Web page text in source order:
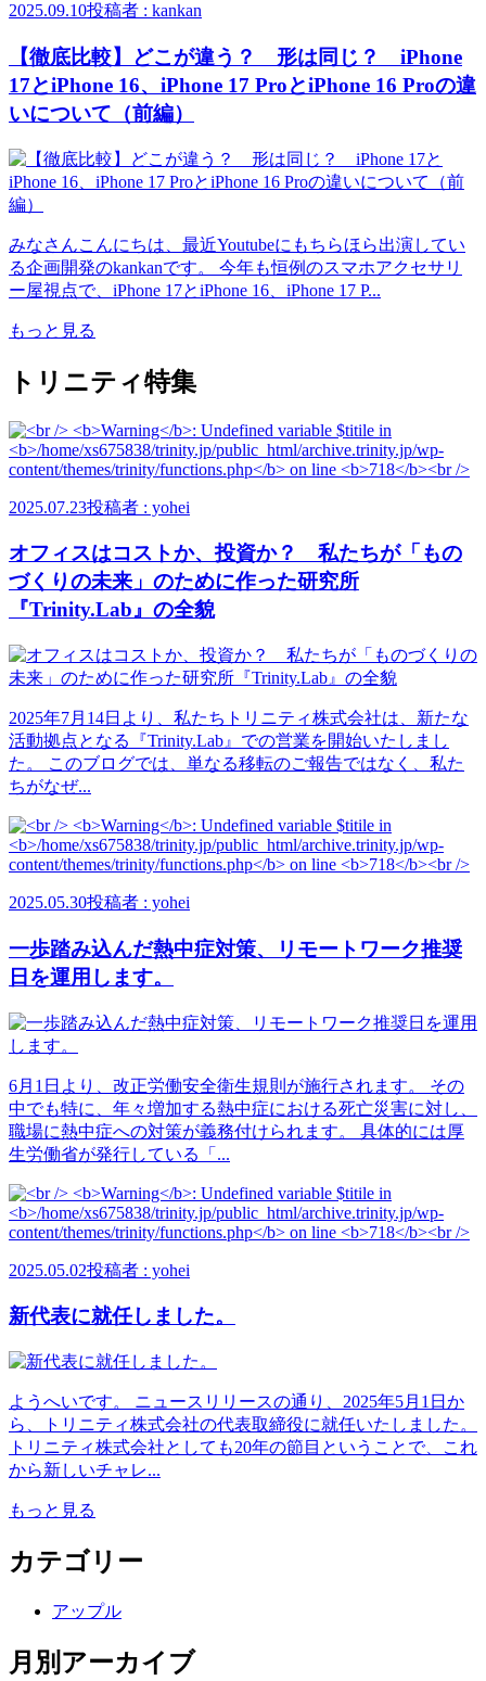
2025.09.10投稿者 : kankan
【徹底比較】どこが違う？ 形は同じ？ iPhone
17とiPhone 16、iPhone 17 ProとiPhone 16 Proの違
いについて（前編）
みなさんこんにちは、最近Youtubeにもちらほら出演してい
る企画開発のkankanです。 今年も恒例のスマホアクセサリ
ー屋視点で、iPhone 17とiPhone 16、iPhone 17 P...
もっと見る
トリニティ特集
2025.07.23投稿者 : yohei
オフィスはコストか、投資か？ 私たちが「もの
づくりの未来」のために作った研究所
『Trinity.Lab』の全貌
2025年7月14日より、私たちトリニティ株式会社は、新たな
活動拠点となる『Trinity.Lab』での営業を開始いたしまし
た。 このブログでは、単なる移転のご報告ではなく、私た
ちがなぜ...
2025.05.30投稿者 : yohei
一歩踏み込んだ熱中症対策、リモートワーク推奨
日を運用します。
6月1日より、改正労働安全衛生規則が施行されます。 その
中でも特に、年々増加する熱中症における死亡災害に対し、
職場に熱中症への対策が義務付けられます。 具体的には厚
生労働省が発行している「...
2025.05.02投稿者 : yohei
新代表に就任しました。
ようへいです。 ニュースリリースの通り、2025年5月1日か
ら、トリニティ株式会社の代表取締役に就任いたしました。
トリニティ株式会社としても20年の節目ということで、これ
から新しいチャレ...
もっと見る
カテゴリー
アップル
月別アーカイブ